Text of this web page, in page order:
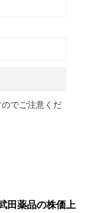
でご注意くだ
田薬品の株価上